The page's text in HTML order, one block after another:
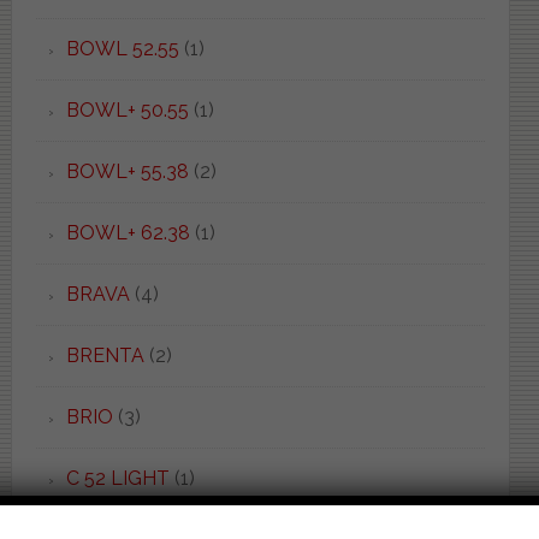
BOWL 52.55 (1)
BOWL+ 50.55 (1)
BOWL+ 55.38 (2)
BOWL+ 62.38 (1)
BRAVA (4)
BRENTA (2)
BRIO (3)
C 52 LIGHT (1)